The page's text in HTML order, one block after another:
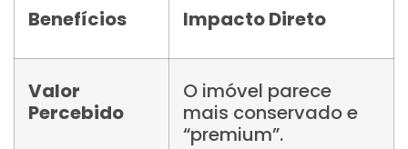
Benefícios Impacto Direto
Valor
Percebido
O imóvel parece
mais conservado e
“premium”.